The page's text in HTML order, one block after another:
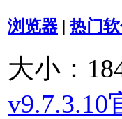
浏览器| 热门
大小：
v9.7.3.10